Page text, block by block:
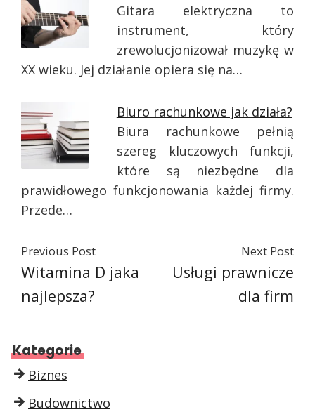
Gitara elektryczna to
instrument, który
zrewolucjonizował muzykę w
XX wieku. Jej działanie opiera się na…
Biuro rachunkowe jak działa?
Biura rachunkowe pełnią
szereg kluczowych funkcji,
które są niezbędne dla
prawidłowego funkcjonowania każdej firmy.
Przede…
Previous Post
Witamina D jaka
najlepsza?
Next Post
Usługi prawnicze
dla firm
Kategorie
Biznes
Budownictwo